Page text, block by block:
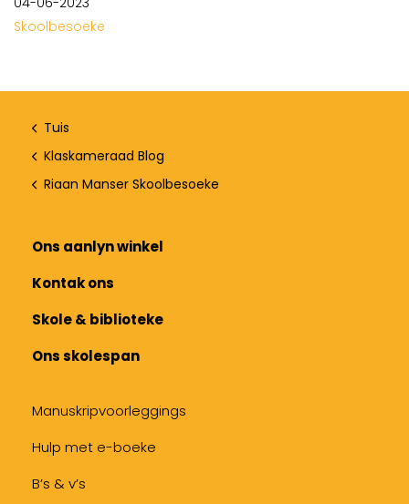
Skoolbesoeke
Tuis
Klaskameraad Blog
Riaan Manser Skoolbesoeke
Ons aanlyn winkel
Kontak ons
Skole & biblioteke
Ons skolespan
Manuskripvoorleggings
Hulp met e-boeke
B’s & v’s